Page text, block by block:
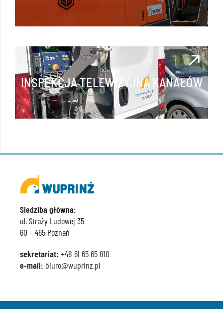
INSPEKCJA TELEWIZYJNA KANAŁÓW
Siedziba główna:
ul. Straży Ludowej 35
60 – 465 Poznań
sekretariat: +48 61 65 65 810
e-mail: biuro@wuprinz.pl